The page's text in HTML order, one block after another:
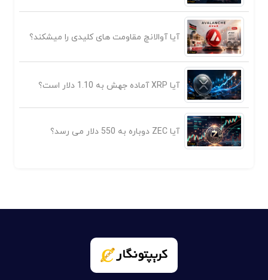
آیا آوالانچ مقاومت های کلیدی را میشکند؟
آیا XRP آماده جهش به 1.10 دلار است؟
آیا ZEC دوباره به 550 دلار می رسد؟